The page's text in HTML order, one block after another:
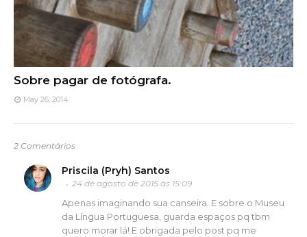
Sobre pagar de fotógrafa.
May 26, 2014
2 Comentários
Priscila (Pryh) Santos
24 de agosto de 2015 às 15:09
Apenas imaginando sua canseira. E sobre o Museu
da Língua Portuguesa, guarda espaços pq tbm
quero morar lá! E obrigada pelo post pq me